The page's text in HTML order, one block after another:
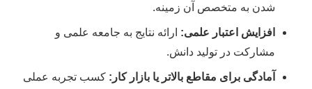
شدن به متخصص آن زمینه.
افزایش اعتبار علمی: ارائه نتایج به جامعه علمی و
مشارکت در تولید دانش.
آمادگی برای مقاطع بالاتر یا بازار کار: کسب تجربه عملی